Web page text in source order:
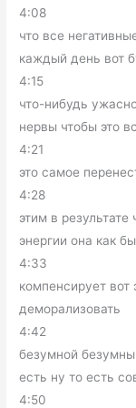
4:08
что все
каждый день вот
4:15
что-нибудь
нервы чтобы это
4:21
это самое
4:28
этим в
энергии она как бы
4:33
компенсирует вот
деморализовать
4:42
безумной
есть ну то есть
4:50